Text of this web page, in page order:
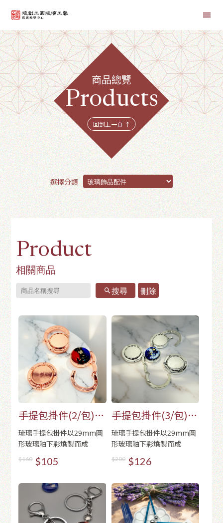
首頁
線上課程
商品總覽
Products
回到上一頁 ↑
選擇分類
Product
相關商品
搜尋 刪除
手提包掛件(2/包)-
玫瑰金
琉璃手提包掛件以29mm圓
形玻璃釉下彩燒製而成
$160 $105
手提包掛件(3/包)-
銀色
琉璃手提包掛件以29mm圓
形玻璃釉下彩燒製而成
$200 $126